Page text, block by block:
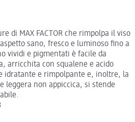
di MAX FACTOR che rimpolpa il viso
sano, fresco e luminoso fino a
vividi e pigmentati è facile da
arricchita con squalene e acido
idratante e rimpolpante e, inoltre, la
leggera non appiccica, si stende